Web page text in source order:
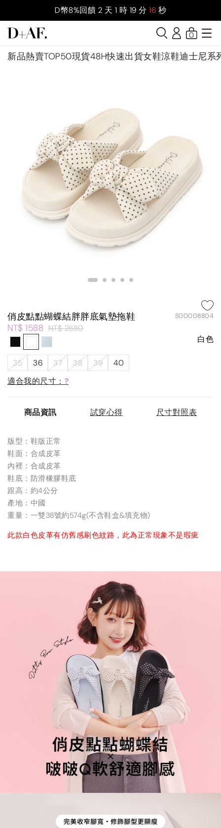
D幣8%回饋 2 天 1 時 19 分 15 秒
新品熱賣TOP50現貨48H快速出貨女鞋涼鞋迪士尼系
0
俏皮點點蝴蝶結胖胖底氣墊拖鞋 S00008804
NT$ 1588 NT$ 2680
白色
35 36 37 38 39
40
適合我的尺寸： ?
商品資訊 試穿心得 尺寸對照表
版型：鞋版正常
鞋面：合成皮革
內裡：合成皮革
鞋底：防滑橡膠鞋底
跟高：約4公分
產地：中國
重量：一雙38號約574g(不含鞋盒&填充物)
此款白色皮革有仿舊感刷色紋路，此為正常現象不是瑕疵